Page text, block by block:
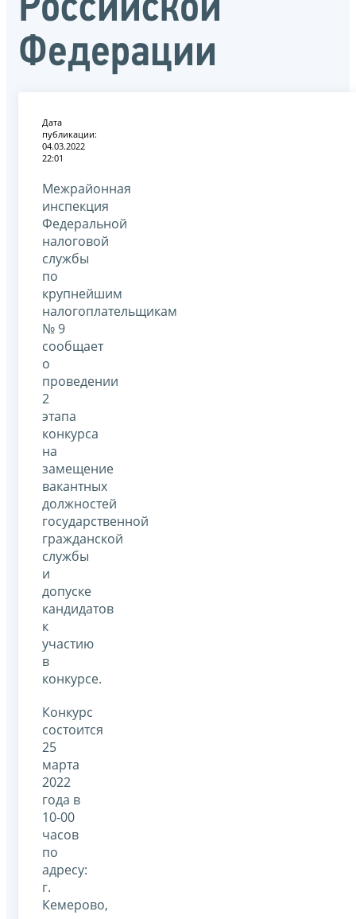
Российской
Федерации
Дата
публикации:
04.03.2022
22:01
Межрайонная
инспекция
Федеральной
налоговой
службы
по
крупнейшим
налогоплательщикам
№ 9
сообщает
о
проведении
2
этапа
конкурса
на
замещение
вакантных
должностей
государственной
гражданской
службы
и
допуске
кандидатов
к
участию
в
конкурсе.
Конкурс
состоится
25
марта
2022
года в
10-00
часов
по
адресу:
г.
Кемерово,